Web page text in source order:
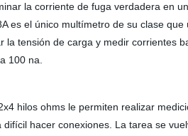
la corriente de fuga verdadera en
es el único multímetro de su clase
tensión de carga y medir corrientes
100 na.
hilos ohms le permiten realizar
hacer conexiones. La tarea se